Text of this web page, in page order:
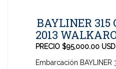
BAYLINER 315
2013
PRECIO $95,000.00 USD
Embarcación BAYLINER